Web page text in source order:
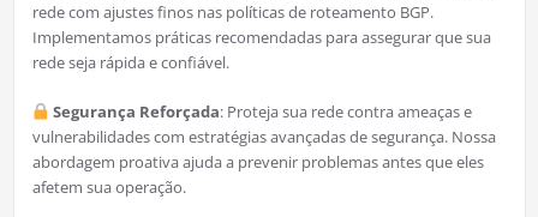
rede com ajustes finos nas políticas de roteamento BGP.
Implementamos práticas recomendadas para assegurar que sua
rede seja rápida e confiável.
Segurança Reforçada: Proteja sua rede contra ameaças e
vulnerabilidades com estratégias avançadas de segurança. Nossa
abordagem proativa ajuda a prevenir problemas antes que eles
afetem sua operação.